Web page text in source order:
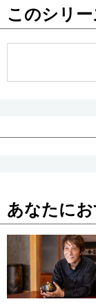
お知らせ
このシリ
あなたに